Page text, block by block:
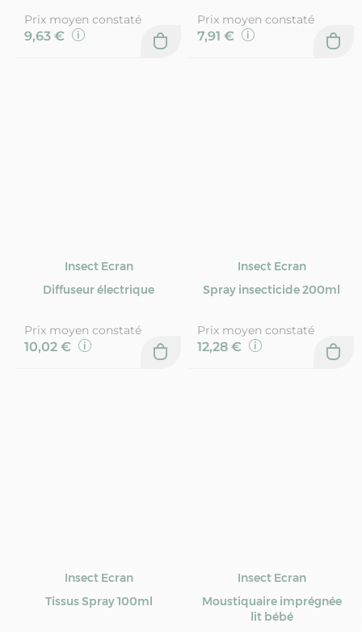
Prix moyen constaté
9,63 €
Prix moyen constaté
7,91 €
Insect Ecran
Diffuseur électrique
Prix moyen constaté
10,02 €
Insect Ecran
Spray insecticide 200ml
Prix moyen constaté
12,28 €
Insect Ecran
Tissus Spray 100ml
Insect Ecran
Moustiquaire imprégnée
lit bébé